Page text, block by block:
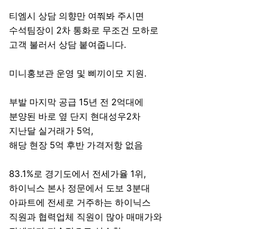
티엠시 상담 의향만 여쭤봐 주시면
수석팀장이 2차 통화로 무조건 모하로
고객 불러서 상담 붙여줍니다.
미니홍보관 운영 및 삐끼이모 지원.
부발 마지막 공급 15년 전 2억대에
분양된 바로 옆 단지 현대성우2차
지난달 실거래가 5억,
해당 현장 5억 후반 가격저항 없음
83.1%로 경기도에서 전세가율 1위,
하이닉스 본사 정문에서 도보 3분대
아파트에 전세로 거주하는 하이닉스
직원과 협력업체 직원이 많아 매매가와